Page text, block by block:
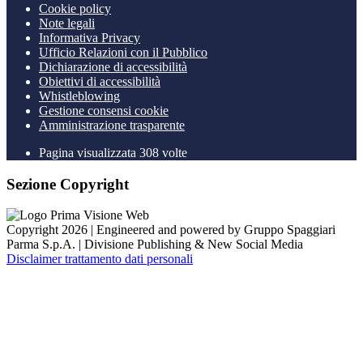
Cookie policy
Note legali
Informativa Privacy
Ufficio Relazioni con il Pubblico
Dichiarazione di accessibilità
Obiettivi di accessibilità
Whistleblowing
Gestione consensi cookie
Amministrazione trasparente
Pagina visualizzata 308 volte
Sezione Copyright
Copyright 2026 | Engineered and powered by Gruppo Spaggiari
Parma S.p.A. | Divisione Publishing & New Social Media
Disclaimer trattamento dati personali